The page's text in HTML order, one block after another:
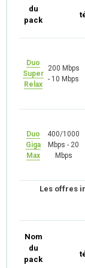
du
pack
Duo
Super
Relax
200 Mbps
- 10 Mbps
Duo
Giga
Max
400/1000
Mbps - 20
Mbps
Les offres
Nom
du
pack